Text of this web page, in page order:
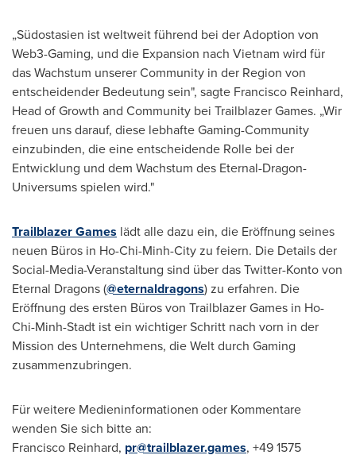
„Südostasien ist weltweit führend bei der Adoption von
Web3-Gaming, und die Expansion nach Vietnam wird für
das Wachstum unserer Community in der Region von
entscheidender Bedeutung sein", sagte Francisco Reinhard,
Head of Growth and Community bei Trailblazer Games. „Wir
freuen uns darauf, diese lebhafte Gaming-Community
einzubinden, die eine entscheidende Rolle bei der
Entwicklung und dem Wachstum des Eternal-Dragon-
Universums spielen wird."
Trailblazer Games lädt alle dazu ein, die Eröffnung seines
neuen Büros in Ho-Chi-Minh-Cityzu feiern. Die Details der
Social-Media-Veranstaltung sind über das Twitter-Konto von
Eternal Dragons (@eternaldragons) zu erfahren. Die
Eröffnung des ersten Büros von Trailblazer Games in Ho-
Chi-Minh-Stadt ist ein wichtiger Schritt nach vorn in der
Mission des Unternehmens, die Welt durch Gaming
zusammenzubringen.
Für weitere Medieninformationen oder Kommentare
wenden Sie sich bitte an:
Francisco Reinhard, pr@trailblazer.games, +49 1575